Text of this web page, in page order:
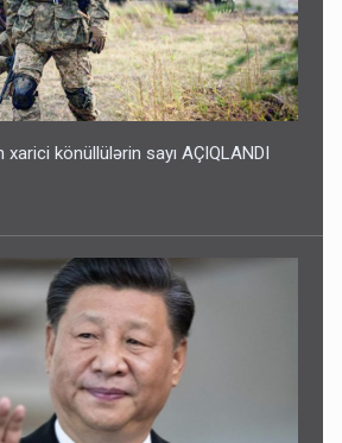
könüllülərin sayı AÇIQLANDI